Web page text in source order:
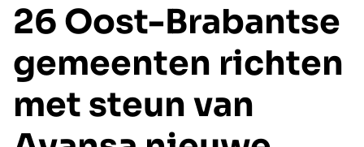
26 Oost-Brabantse
gemeenten richten
met steun van